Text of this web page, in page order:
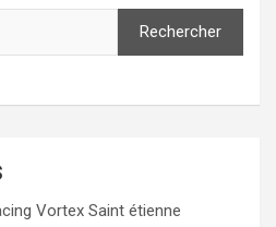
Rechercher
Vortex Saint étienne